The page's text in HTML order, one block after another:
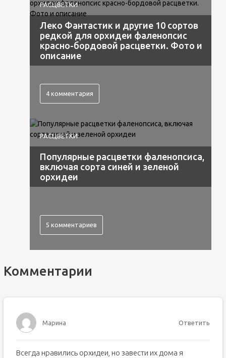
РАСЦВЕТКИ
Леко Фантастик и другие 10 сортов
редкой для орхидеи фаленопсис
красно-бордовой расцветки. Фото и
описание
4 комментария
РАСЦВЕТКИ
Популярные расцветки фаленопсиса,
включая сорта синей и зеленой
орхидеи
5 комментариев
Комментарии
Марина Ответить
Всегда нравились орхидеи, но завести их дома я